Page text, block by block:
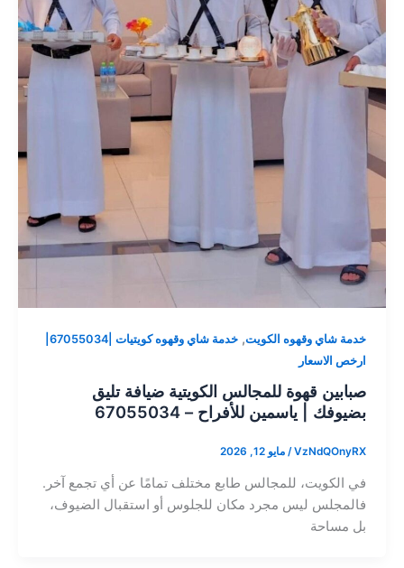
خدمة شاي وقهوه الكويت,
خدمة شاي وقهوه كويتيات |67055034|
ارخص الاسعار
صبابين قهوة للمجالس الكويتية ضيافة تليق
بضيوفك | ياسمين للأفراح – 67055034
VzNdQOnyRX
/ مايو 12, 2026
في الكويت، للمجالس طابع مختلف تمامًا عن أي تجمع آخر.
فالمجلس ليس مجرد مكان للجلوس أو استقبال الضيوف،
بل مساحة